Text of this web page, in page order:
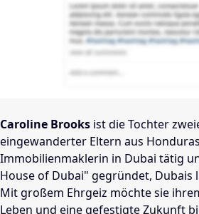
Caroline Brooks ist die Tochter
eingewanderter Eltern aus
Immobilienmaklerin in Dubai tätig
House of Dubai" gegründet, Dubais
Mit großem Ehrgeiz möchte sie
Leben und eine gefestigte Zukunft